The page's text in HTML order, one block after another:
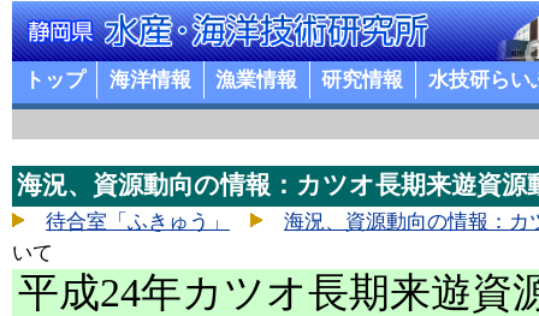
トップ 海洋情報 漁業情報 研究情報 水技研らい
海況、資源動向の情報：カツオ長期来遊資源
待合室「ふきゅう」
海況、資源動向の情報：カ
いて
平成24年カツオ長期来遊資